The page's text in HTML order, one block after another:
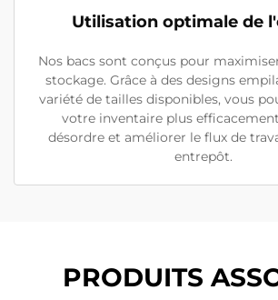
Utilisation optimale de
Nos bacs sont conçus pour
stockage. Grâce à des designs
variété de tailles disponibles, vous
votre inventaire plus
désordre et améliorer le flux de
entrepôt.
PRODUITS